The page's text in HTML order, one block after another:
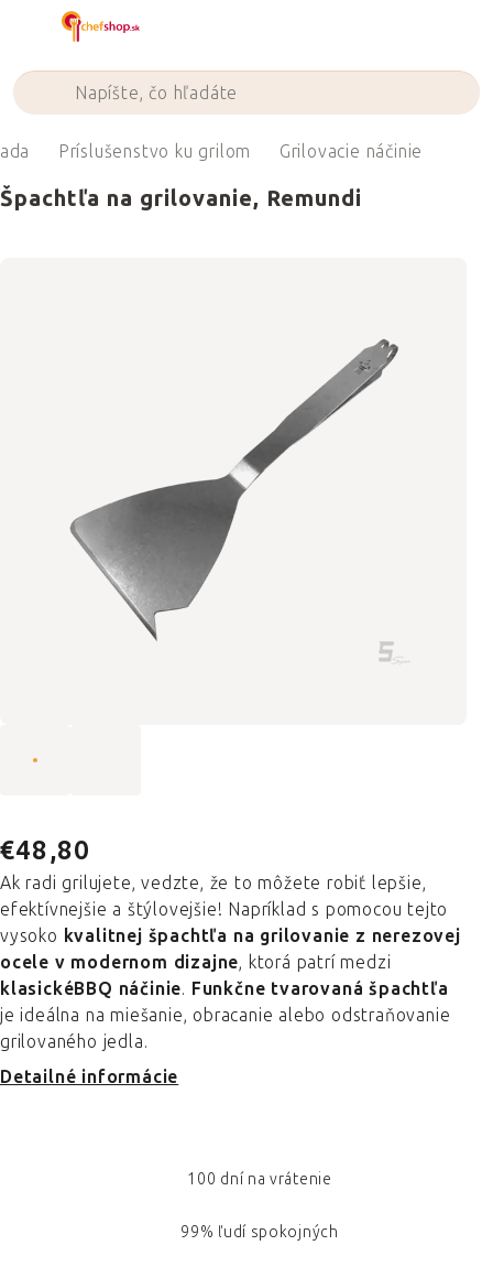
Príslušenstvo ku grilom Grilovacie náčinie
Špachtľa na grilovanie, Remundi
€48,80
Ak radi grilujete, vedzte, že to môžete robiť lepšie,
efektívnejšie a štýlovejšie! Napríklad s pomocou tejto
vysoko kvalitnej špachtľa na grilovanie z nerezovej
ocele v modernom dizajne, ktorá patrí medzi
klasickéBBQ náčinie. Funkčne tvarovaná špachtľa
je ideálna na miešanie, obracanie alebo odstraňovanie
grilovaného jedla.
Detailné informácie
100 dní na vrátenie
99% ľudí spokojných